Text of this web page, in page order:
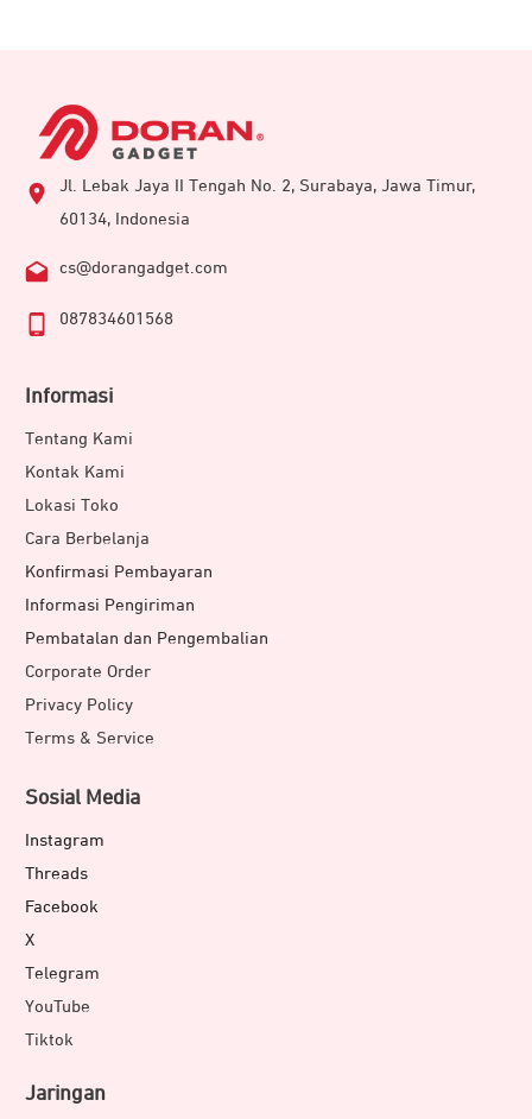
Jl. Lebak Jaya II Tengah No. 2, Surabaya, Jawa Timur,
60134, Indonesia
cs@dorangadget.com
087834601568
Informasi
Tentang Kami
Kontak Kami
Lokasi Toko
Cara Berbelanja
Konfirmasi Pembayaran
Informasi Pengiriman
Pembatalan dan Pengembalian
Corporate Order
Privacy Policy
Terms & Service
Sosial Media
Instagram
Threads
Facebook
X
Telegram
YouTube
Tiktok
Jaringan